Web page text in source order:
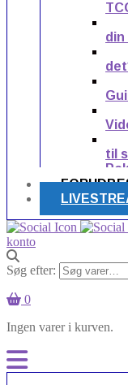
din
til
konto
Søg efter:
0
Ingen varer i kurven.